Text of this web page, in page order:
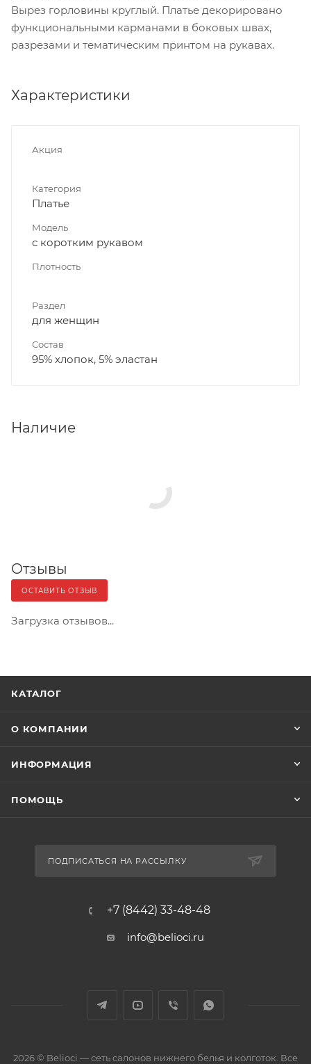
Вырез горловины круглый. Платье декорировано
функциональными карманами в боковых швах,
разрезами и тематическим принтом на рукавах.
Характеристики
Акция
Категория
Платье
Модель
с коротким рукавом
Плотность
Раздел
для женщин
Состав
95% хлопок, 5% эластан
Наличие
Отзывы
ОСТАВИТЬ ОТЗЫВ
Загрузка отзывов...
КАТАЛОГ
О КОМПАНИИ
ИНФОРМАЦИЯ
ПОМОЩЬ
ПОДПИСАТЬСЯ НА РАССЫЛКУ
+7 (8442) 33-48-48
info@belioci.ru
2026 © Belioci — сеть салонов нижнего белья и колготок. Все